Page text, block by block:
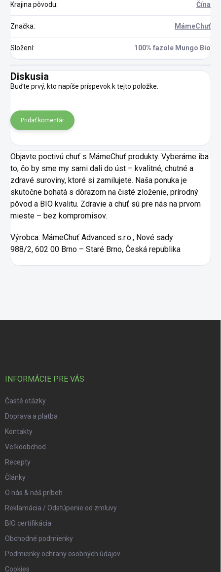
Krajina pôvodu: Čína
Značka: MámeChuť
Složení: 100% fazole Mungo Bio
Diskusia
Buďte prvý, kto napíše príspevok k tejto položke.
Pridať komentár
Objavte poctivú chuť s MámeChuť produkty. Vyberáme iba
to, čo by sme my sami dali do úst – kvalitné, chutné a
zdravé suroviny, ktoré si zamilujete. Naša ponuka je
skutočne bohatá s dôrazom na čisté zloženie, prírodný
pôvod a BIO kvalitu. Zdravie a chuť sú pre nás na prvom
mieste – bez kompromisov.
Výrobca: MámeChuť Advanced s.r.o., Nové sady
988/2, 602 00 Brno – Staré Brno, Česká republika
INFORMÁCIE PRE VÁS
Časté otázky
Doprava a platba
Kontakty
Veľkoobchod
Recepty
Články
O nás & náš príbeh
Reklamácia / Odstúpenie od zmluvy
BIO certifikácia
Obchodné podmienky
Podmienky ochrany osobných údajov
Cookies